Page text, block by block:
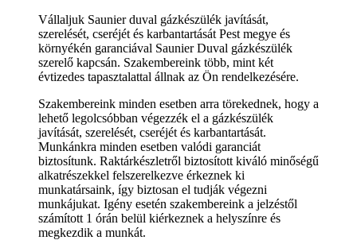
Vállaljuk Saunier duval gázkészülék javítását,
szerelését, cseréjét és karbantartását Pest megye és
környékén garanciával Saunier Duval gázkészülék
szerelő kapcsán. Szakembereink több, mint két
évtizedes tapasztalattal állnak az Ön rendelkezésére.
Szakembereink minden esetben arra törekednek, hogy a
lehető legolcsóbban végezzék el a gázkészülék
javítását, szerelését, cseréjét és karbantartását.
Munkánkra minden esetben valódi garanciát
biztosítunk. Raktárkészletről biztosított kiváló minőségű
alkatrészekkel felszerelkezve érkeznek ki
munkatársaink, így biztosan el tudják végezni
munkájukat. Igény esetén szakembereink a jelzéstől
számított 1 órán belül kiérkeznek a helyszínre és
megkezdik a munkát.